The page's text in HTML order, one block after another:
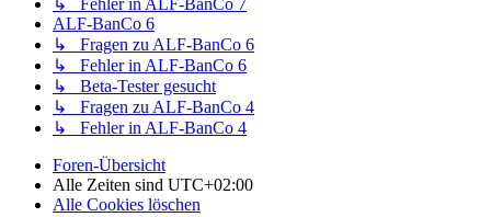
↳ Fehler in ALF-BanCo 7
ALF-BanCo 6
↳ Fragen zu ALF-BanCo 6
↳ Fehler in ALF-BanCo 6
↳ Beta-Tester gesucht
↳ Fragen zu ALF-BanCo 4
↳ Fehler in ALF-BanCo 4
Foren-Übersicht
Alle Zeiten sind UTC+02:00
Alle Cookies löschen